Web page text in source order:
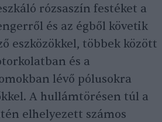
rózsaszín festéket a
és az égből követik
eszközökkel, többek között
és a
lévő pólusokra
A hullámtörésen túl a
elhelyezett számos